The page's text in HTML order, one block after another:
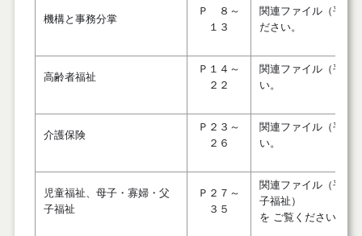
機構と事務分掌
Ｐ ８～
１３
関連ファイル（平成
ださい。
高齢者福祉
Ｐ１４～
２２
関連ファイル（平成
い。
介護保険
Ｐ２３～
２６
関連ファイル（平成
い。
児童福祉、母子・寡婦・父
子福祉
Ｐ２７～
３５
関連ファイル（平成
子福祉）
を ご覧ください。